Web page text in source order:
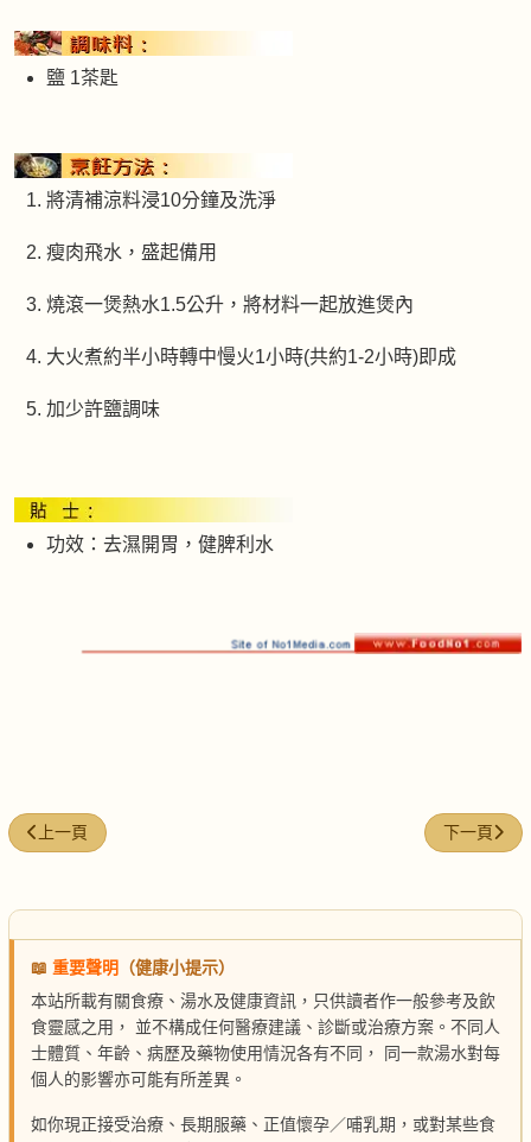
鹽 1茶匙
將清補涼料浸10分鐘及洗淨
瘦肉飛水，盛起備用
燒滾一煲熱水1.5公升，將材料一起放進煲內
大火煮約半小時轉中慢火1小時(共約1-2小時)即成
加少許鹽調味
功效：去濕開胃，健脾利水
上一篇文章: 牛蒡排骨湯
上一頁 下一篇文章
下一頁
📖 重要聲明
（健康小提示）
本站所載有關食療、湯水及健康資訊，只供讀者作一般參考及飲
食靈感之用， 並不構成任何醫療建議、診斷或治療方案。不同人
士體質、年齡、病歷及藥物使用情況各有不同， 同一款湯水對每
個人的影響亦可能有所差異。
如你現正接受治療、長期服藥、正值懷孕／哺乳期，或對某些食